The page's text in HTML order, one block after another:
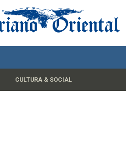
CULTURA & SOCIAL